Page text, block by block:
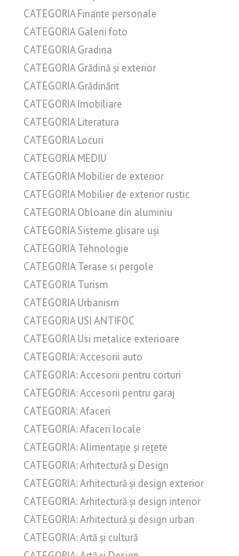
CATEGORIA Finante personale
CATEGORIA Galerii foto
CATEGORIA Gradina
CATEGORIA Grădină și exterior
CATEGORIA Grădinărit
CATEGORIA Imobiliare
CATEGORIA Literatura
CATEGORIA Locuri
CATEGORIA MEDIU
CATEGORIA Mobilier de exterior
CATEGORIA Mobilier de exterior rustic
CATEGORIA Obloane din aluminiu
CATEGORIA Sisteme glisare uși
CATEGORIA Tehnologie
CATEGORIA Terase si pergole
CATEGORIA Turism
CATEGORIA Urbanism
CATEGORIA USI ANTIFOC
CATEGORIA Usi metalice exterioare
CATEGORIA: Accesorii auto
CATEGORIA: Accesorii pentru corturi
CATEGORIA: Accesorii pentru garaj
CATEGORIA: Afaceri
CATEGORIA: Afaceri locale
CATEGORIA: Alimentație și rețete
CATEGORIA: Arhitectură și Design
CATEGORIA: Arhitectură și design exterior
CATEGORIA: Arhitectură și design interior
CATEGORIA: Arhitectură și design urban
CATEGORIA: Artă și cultură